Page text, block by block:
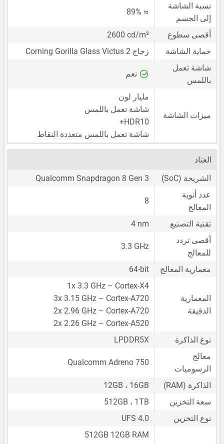
نسبة الشاشة
إلى الجسم
≈ 89%
أقصى سطوع
2600 cd/m²
حماية الشاشة
زجاج Corning Gorilla Glass Victus 2
شاشة تعمل
باللمس
نعم
ميزات الشاشة
مليار لون
شاشة تعمل باللمس
HDR10+
شاشة تعمل باللمس متعددة النقاط
العتاد
الشريحة (SoC)
Qualcomm Snapdragon 8 Gen 3
عدد أنوية
المعالج
8
تقنية التصنيع
4 nm
أقصى تردد
للمعالج
3.3 GHz
معمارية المعالج 64-bit
المعمارية
الدقيقة
1x 3.3 GHz – Cortex-X4
3x 3.15 GHz – Cortex-A720
2x 2.96 GHz – Cortex-A720
2x 2.26 GHz – Cortex-A520
نوع الذاكرة
LPDDR5X
معالج
الرسوميات
Qualcomm Adreno 750
الذاكرة (RAM)
12GB ، 16GB
سعة التخزين
512GB ، 1TB
نوع التخزين
UFS 4.0
512GB 12GB RAM